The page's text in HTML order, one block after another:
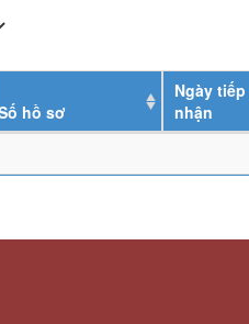
hồ sơ
Ngày tiếp
nhận